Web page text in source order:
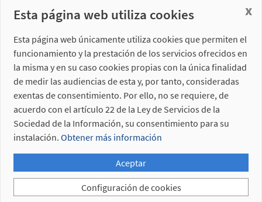
Misati S.L.
08960 Sant Just
Desvern
Barcelona - España
Horario
7:00 - 15:00 h (UTC+01:00)
+34 934 404 727
misati@misati.com
Con el apoyo de ACCIÓ-Proyecto impulsado con
el Programa eTrade de ACCIÓ
Esta página web utiliza cookies
Esta página web únicamente utiliza cookies que permiten el
funcionamiento y la prestación de los servicios ofrecidos en
la misma y en su caso cookies propias con la única finalidad
de medir las audiencias de esta y, por tanto, consideradas
exentas de consentimiento. Por ello, no se requiere, de
acuerdo con el artículo 22 de la Ley de Servicios de la
Sociedad de la Información, su consentimiento para su
instalación. Obtener más información
Aceptar
Configuración de cookies
x